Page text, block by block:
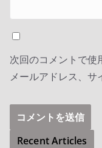
次回のコメントで使
メールアドレス、サ
Recent Articles